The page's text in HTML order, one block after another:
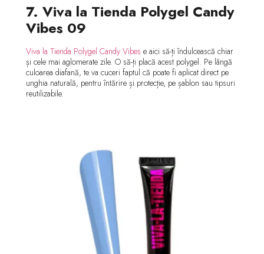
7. Viva la Tienda Polygel Candy
Vibes 09
Viva la Tienda Polygel Candy Vibes e aici să-ți îndulcească chiar
și cele mai aglomerate zile. O să-ți placă acest polygel. Pe lângă
culoarea diafană, te va cuceri faptul că poate fi aplicat direct pe
unghia naturală, pentru întărire și protecție, pe șablon sau tipsuri
reutilizabile.